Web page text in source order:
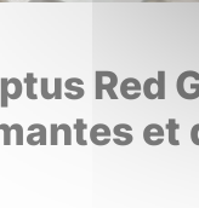
Red
et